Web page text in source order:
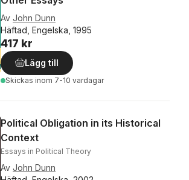
Av John Dunn
Häftad, Engelska, 1995
417 kr
Lägg till
Skickas inom 7-10 vardagar
Political Obligation in its Historical
Context
Essays in Political Theory
Av John Dunn